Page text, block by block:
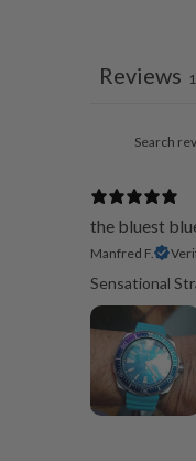
Reviews 1
the bluest
Manfred F.
Sensational